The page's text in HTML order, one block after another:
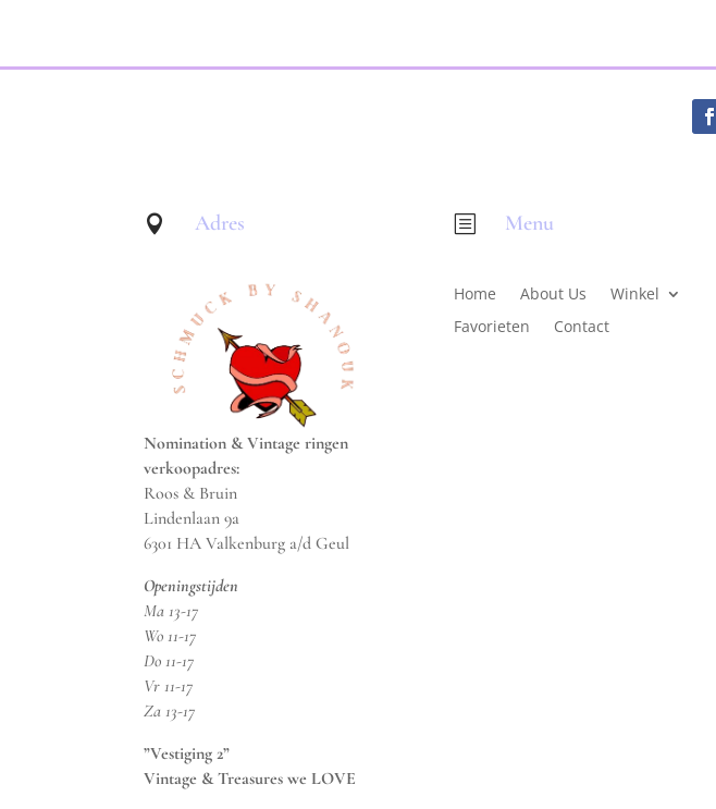
 Adres
Nomination & Vintage ringen
verkoopadres:
Roos & Bruin
Lindenlaan 9a
6301 HA Valkenburg a/d Geul
Openingstijden
Ma 13-17
Wo 11-17
Do 11-17
Vr 11-17
Za 13-17
”Vestiging 2”
Vintage & Treasures we LOVE
b Menu
Home About Us
Winkel
Favorieten
Contact